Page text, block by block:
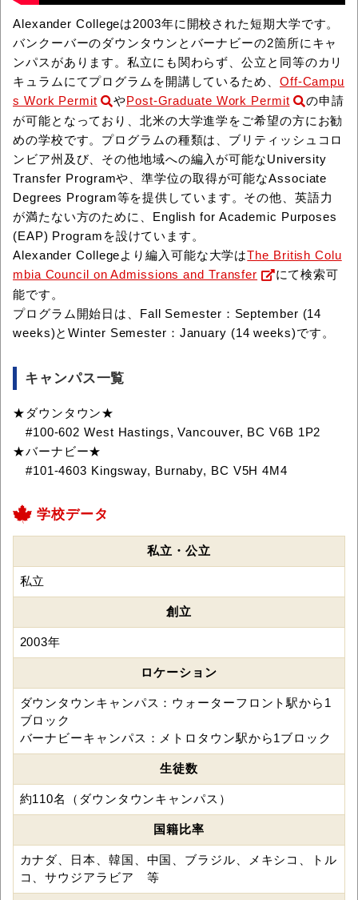
Alexander Collegeは2003年に開校された短期大学です。
バンクーバーのダウンタウンとバーナビーの2箇所にキャ
ンパスがあります。私立にも関わらず、公立と同等のカリ
キュラムにてプログラムを開講しているため、 Off-Campu
s Work Permit
やPost-Graduate Work Permit
の申請
が可能となっており、北米の大学進学をご希望の方にお勧
めの学校です。プログラムの種類は、ブリティッシュコロ
ンビア州及び、その他地域への編入が可能なUniversity
Transfer Programや、準学位の取得が可能なAssociate
Degrees Program等を提供しています。その他、英語力
が満たない方のために、English for Academic Purposes
(EAP) Programを設けています。
Alexander Collegeより編入可能な大学はThe British Colu
mbia Council on Admissions and Transfer
にて検索可
能です。
プログラム開始日は、Fall Semester：September (14
weeks)とWinter Semester：January (14 weeks)です。
キャンパス一覧
★ダウンタウン★
#100-602 West Hastings, Vancouver, BC V6B 1P2
★バーナビー★
#101-4603 Kingsway, Burnaby, BC V5H 4M4
学校データ
私立・公立
私立
創立
2003年
ロケーション
ダウンタウンキャンパス：ウォーターフロント駅から1
ブロック
バーナビーキャンパス：メトロタウン駅から1ブロック
生徒数
約110名（ダウンタウンキャンパス）
国籍比率
カナダ、日本、韓国、中国、ブラジル、メキシコ、トル
コ、サウジアラビア 等